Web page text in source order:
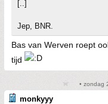
[..]
Jep, BNR.
Bas van Werven roept
tijd
• zondag
monkyyy